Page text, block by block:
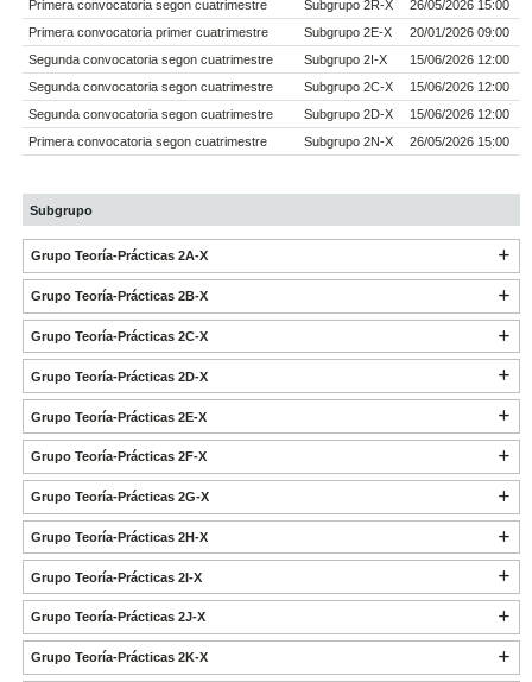
Primera convocatoria segon cuatrimestre
Subgrupo 2R-X
26/05/2026 15:00
Primera convocatoria primer cuatrimestre
Subgrupo 2E-X
20/01/2026 09:00
Segunda convocatoria segon cuatrimestre
Subgrupo 2I-X
15/06/2026 12:00
Segunda convocatoria segon cuatrimestre
Subgrupo 2C-X
15/06/2026 12:00
Segunda convocatoria segon cuatrimestre
Subgrupo 2D-X
15/06/2026 12:00
Primera convocatoria segon cuatrimestre
Subgrupo 2N-X 26/05/2026 15:00
Subgrupo
Grupo Teoría-Prácticas 2A-X
Grupo Teoría-Prácticas 2B-X
Grupo Teoría-Prácticas 2C-X
Grupo Teoría-Prácticas 2D-X
Grupo Teoría-Prácticas 2E-X
Grupo Teoría-Prácticas 2F-X
Grupo Teoría-Prácticas 2G-X
Grupo Teoría-Prácticas 2H-X
Grupo Teoría-Prácticas 2I-X
Grupo Teoría-Prácticas 2J-X
Grupo Teoría-Prácticas 2K-X